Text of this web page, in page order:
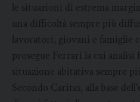
le situazioni di estrema
una difficoltà sempre più
lavoratori, giovani e famiglie
prosegue Ferrari la cui analisi
situazione abitativa sempre
Secondo Caritas, alla base